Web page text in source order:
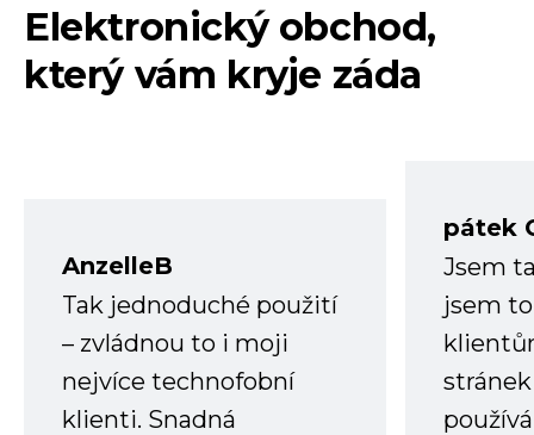
Elektronický obchod,
který vám kryje záda
AnzelleB
Tak jednoduché použití
– zvládnou to i moji
nejvíce technofobní
klienti. Snadná
pátek
Jsem
jsem